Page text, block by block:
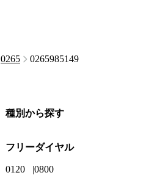
0265 0265985149
種別から探す
フリーダイヤル
0120 0800